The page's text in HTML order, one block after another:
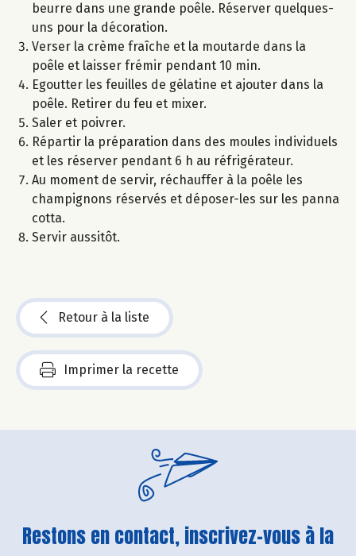
beurre dans une grande poêle. Réserver quelques-
uns pour la décoration.
Verser la crème fraîche et la moutarde dans la
poêle et laisser frémir pendant 10 min.
Egoutter les feuilles de gélatine et ajouter dans la
poêle. Retirer du feu et mixer.
Saler et poivrer.
Répartir la préparation dans des moules individuels
et les réserver pendant 6 h au réfrigérateur.
Au moment de servir, réchauffer à la poêle les
champignons réservés et déposer-les sur les panna
cotta.
Servir aussitôt.
Retour à la liste
Imprimer la recette
Restons en contact, inscrivez-vous à la